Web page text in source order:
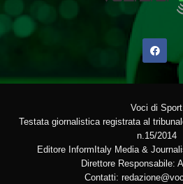
Voci di Sport
Testata giornalistica registrata al
n.15/2014
Editore InformItaly Media &
Direttore Responsabile:
Contatti: